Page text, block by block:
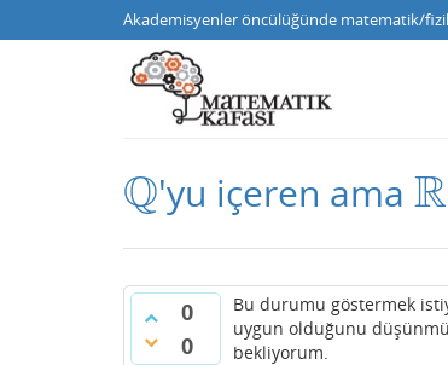
Akademisyenler öncülüğünde matematik/
Q
Q'yu içeren amaR
R
0
0
Bu durumu göstermek
uygun olduğunu
bekliyorum.